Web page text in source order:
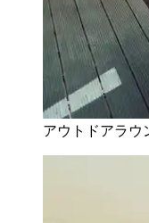
アウトドアラウ